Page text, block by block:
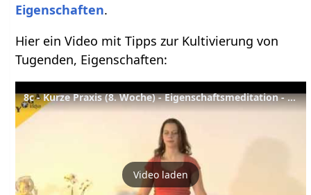
Eigenschaften.
Hier ein Video mit Tipps zur Kultivierung von
Tugenden, Eigenschaften:
8c - Kurze Praxis (8. Woche) - Eigenschaftsmeditation - Yoga Vidya Meditationskurs
Video laden